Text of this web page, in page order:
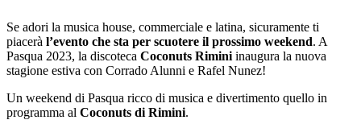
Se adori la musica house, commerciale e latina, sicuramente ti
piacerà l’evento che sta per scuotere il prossimo weekend. A
Pasqua 2023, la discoteca Coconuts Rimini inaugura la nuova
stagione estiva con Corrado Alunni e Rafel Nunez!
Un weekend di Pasqua ricco di musica e divertimento quello in
programma al Coconuts di Rimini.